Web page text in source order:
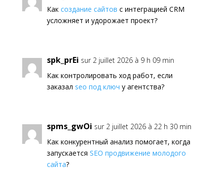
Как создание сайтов с интеграцией CRM
усложняет и удорожает проект?
spk_prEi sur 2 juillet 2026 à 9 h 09 min
Как контролировать ход работ, если
заказал seo под ключ у агентства?
spms_gwOi sur 2 juillet 2026 à 22 h 30 min
Как конкурентный анализ помогает, когда
запускается SEO продвижение молодого
сайта?